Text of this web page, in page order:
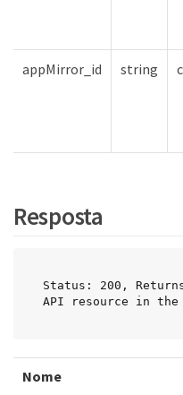
appMirror_id string
Resposta
Status: 200,
API resource in the
Nome